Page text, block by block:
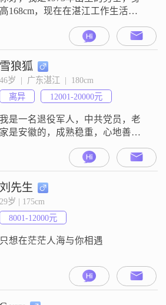
高168cm，现在在湛江工作生活
在3000元以下##3002##我这个人性
比较稳重可靠，平时也比较外向
健谈，跟人相处起来随和，容易相
处##3002##在生活上，我一直把家
庭看得比较重，觉得家庭是生活里
很重要的部分##3002##现在想通过
相亲认识
雪狼狐
46岁  |  广东湛江  |  180cm
离异
12001-20000元
我是一名退役军人，中共党员，老
家是安徽的，成熟稳重，心地善
离婚多年，想找一个心地善良的伴
一起生活，希望借此平台遇见有
缘人##3002##谢谢！
刘先生
29岁 | 175cm
8001-12000元
只想在茫茫人海与你相遇